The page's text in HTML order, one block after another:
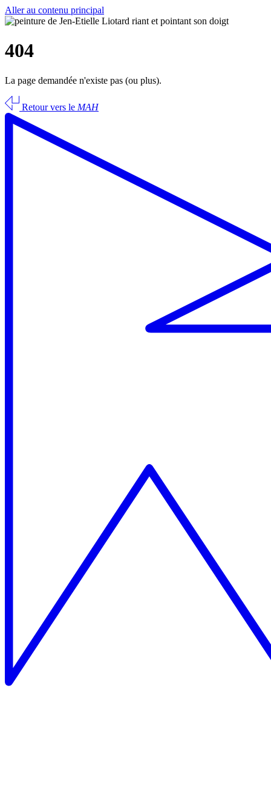
Aller au contenu principal
404
La page demandée n'existe pas (ou plus).
Retour vers le MAH